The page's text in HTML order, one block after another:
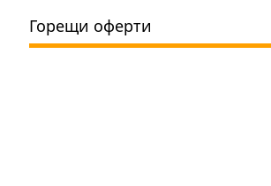
Горещи оферти